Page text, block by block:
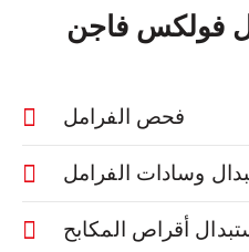
فولكس فاجن
فحص الفرامل
وسادات الفرامل
أقراص المكابح